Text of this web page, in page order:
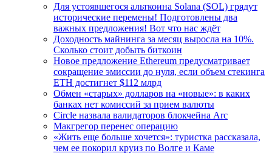
Для устоявшегося альткоина Solana (SOL) грядут
исторические перемены! Подготовлены два
важных предложения! Вот что нас ждёт
Доходность майнинга за месяц выросла на 10%.
Сколько стоит добыть биткоин
Новое предложение Ethereum предусматривает
сокращение эмиссии до нуля, если объем стекинга
ETH достигнет $112 млрд
Обмен «старых» долларов на «новые»: в каких
банках нет комиссий за прием валюты
Circle назвала валидаторов блокчейна Arc
Макгрегор перенес операцию
«Жить еще больше хочется»: туристка рассказала,
чем ее покорил круиз по Волге и Каме